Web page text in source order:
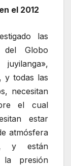
el 2012
las
del Globo
y todas las
necesitan
el cual
estar
atmósfera
y están
la presión